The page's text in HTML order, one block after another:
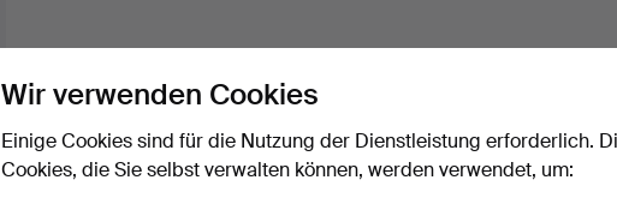
Wir verwenden Cookies
Einige Cookies sind für die Nutzung der Dienstleistung erforderlich.
Cookies, die Sie selbst verwalten können, werden verwendet, um: